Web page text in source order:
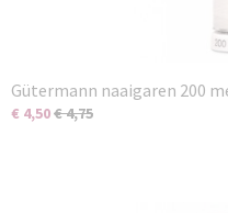
Gütermann naaigaren 200
€ 4,50€ 4,75